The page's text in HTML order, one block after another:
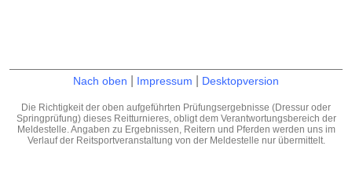
Nach oben Impressum Desktopversion
Die Richtigkeit der oben aufgeführten Prüfungsergebnisse (Dressur oder
Springprüfung) dieses Reitturnieres, obligt dem Verantwortungsbereich der
Meldestelle. Angaben zu Ergebnissen, Reitern und Pferden werden uns im
Verlauf der Reitsportveranstaltung von der Meldestelle nur übermittelt.